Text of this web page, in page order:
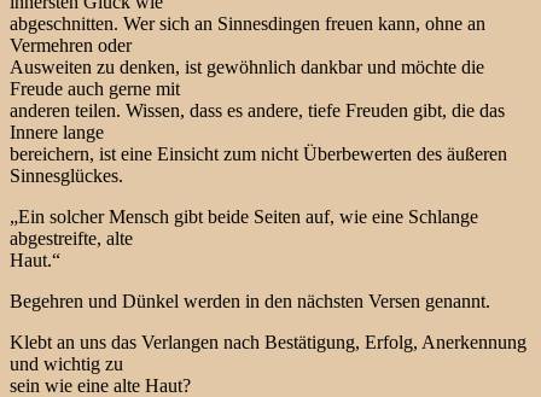
abgeschnitten. Wer sich an Sinnesdingen freuen kann, ohne an
Vermehren oder
Ausweiten zu denken, ist gewöhnlich dankbar und möchte die
Freude auch gerne mit
anderen teilen. Wissen, dass es andere, tiefe Freuden gibt, die das
Innere lange
bereichern, ist eine Einsicht zum nicht Überbewerten des äußeren
Sinnesglückes.
„Ein solcher Mensch gibt beide Seiten auf, wie eine Schlange
abgestreifte, alte
Haut.“
Begehren und Dünkel werden in den nächsten Versen genannt.
Klebt an uns das Verlangen nach Bestätigung, Erfolg, Anerkennung
und wichtig zu
sein wie eine alte Haut?